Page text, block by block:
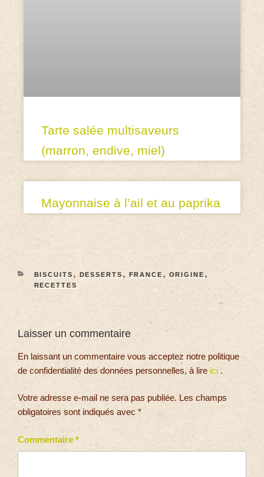
Tarte salée multisaveurs
(marron, endive, miel)
Mayonnaise à l’ail et au paprika
BISCUITS , DESSERTS , FRANCE , ORIGINE ,
RECETTES
Laisser un commentaire
En laissant un commentaire vous acceptez notre politique
de confidentialité des données personnelles, à lire ici .
Votre adresse e-mail ne sera pas publiée. Les champs
obligatoires sont indiqués avec *
Commentaire *